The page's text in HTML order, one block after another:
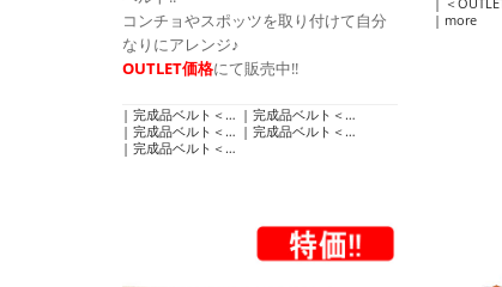
コンチョやスポッツを取り付けて自分
なりにアレンジ♪
OUTLET価格にて販売中!!
完成品ベルト＜３２インチ＞
完成品ベルト＜３４インチ＞
完成品ベルト＜３６インチ＞
完成品ベルト＜３８インチ＞
完成品ベルト＜その他のサイズ＞
more